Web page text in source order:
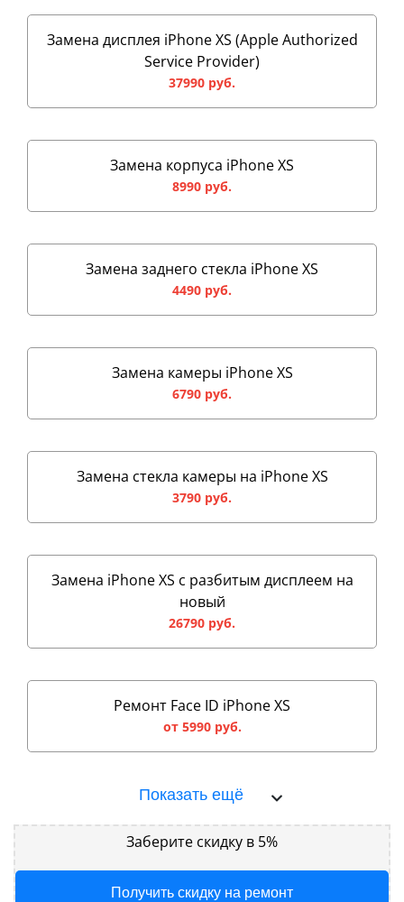
Замена дисплея iPhone XS (Apple Authorized
Service Provider)
37990 руб.
Замена корпуса iPhone XS
8990 руб.
Замена заднего стекла iPhone XS
4490 руб.
Замена камеры iPhone XS
6790 руб.
Замена стекла камеры на iPhone XS
3790 руб.
Замена iPhone XS с разбитым дисплеем на
новый
26790 руб.
Ремонт Face ID iPhone XS
от 5990 руб.
Показать ещё
Заберите скидку в 5%
Получить скидку на ремонт